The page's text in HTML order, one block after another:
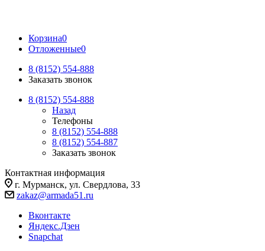
Корзина0
Отложенные0
8 (8152) 554-888
Заказать звонок
8 (8152) 554-888
Назад
Телефоны
8 (8152) 554-888
8 (8152) 554-887
Заказать звонок
Контактная информация
г. Мурманск, ул. Свердлова, 33
zakaz@armada51.ru
Вконтакте
Яндекс.Дзен
Snapchat